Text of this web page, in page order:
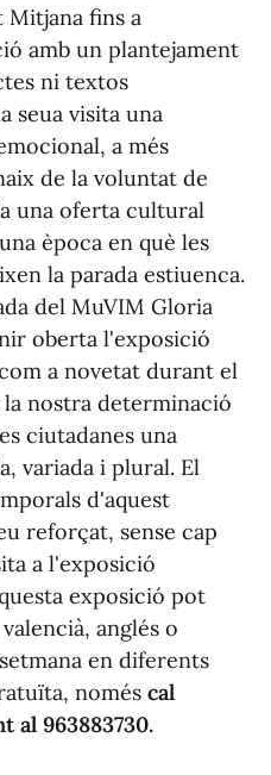
Mitjana fins a
amb un plantejament
ni textos
seua visita una
a més
de la voluntat de
una oferta cultural
època en què les
la parada estiuenca.
del MuVIM Gloria
oberta l'exposició
a novetat durant el
nostra determinació
ciutadanes una
variada i plural. El
d'aquest
reforçat, sense cap
a l'exposició
exposició pot
anglés o
en diferents
només cal
al 963883730.